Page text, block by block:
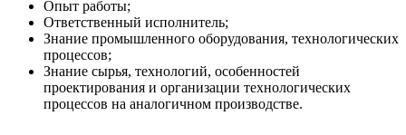
Опыт работы;
Ответственный исполнитель;
Знание промышленного оборудования, технологических
процессов;
Знание сырья, технологий, особенностей
проектирования и организации технологических
процессов на аналогичном производстве.